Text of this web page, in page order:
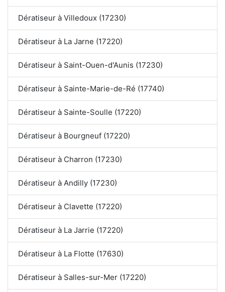
Dératiseur à Villedoux (17230)
Dératiseur à La Jarne (17220)
Dératiseur à Saint-Ouen-d'Aunis (17230)
Dératiseur à Sainte-Marie-de-Ré (17740)
Dératiseur à Sainte-Soulle (17220)
Dératiseur à Bourgneuf (17220)
Dératiseur à Charron (17230)
Dératiseur à Andilly (17230)
Dératiseur à Clavette (17220)
Dératiseur à La Jarrie (17220)
Dératiseur à La Flotte (17630)
Dératiseur à Salles-sur-Mer (17220)